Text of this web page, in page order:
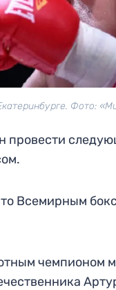
Фото:
провести
Всемирным
чемпионом